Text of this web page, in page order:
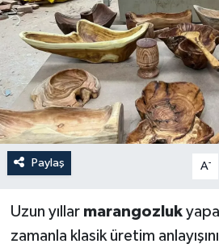
Paylaş A-
Uzun yıllar marangozluk
zamanla klasik üretim